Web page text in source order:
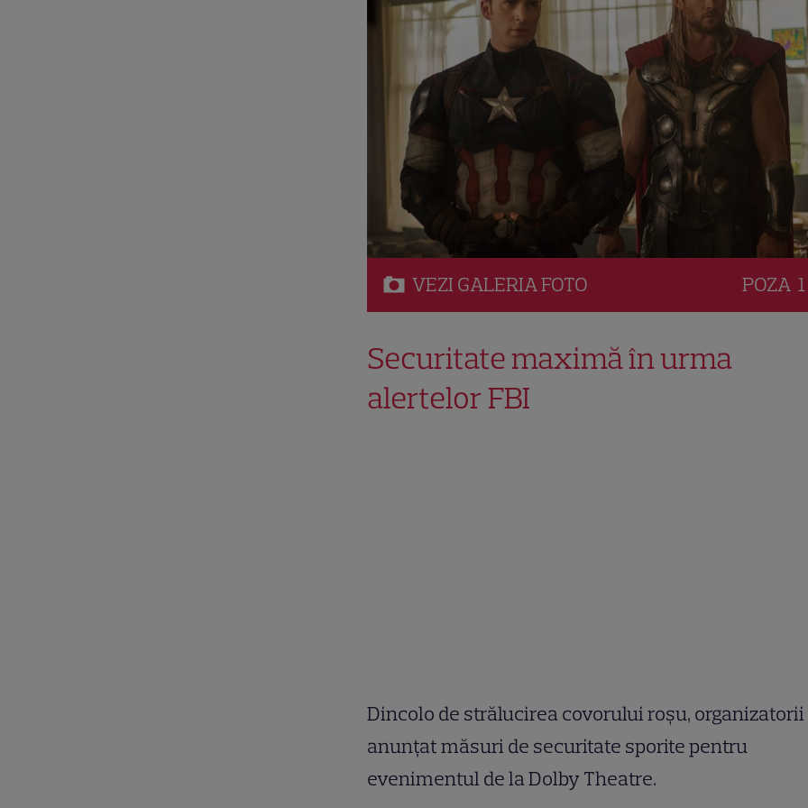
VEZI GALERIAFOTO POZA
Securitate maximă în urma
alertelor FBI
Dincolo de strălucirea covorului roșu, organizatorii
anunțat măsuri de securitate sporite pentru
evenimentul de la Dolby Theatre.